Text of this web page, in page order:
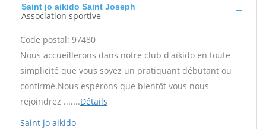
Saint jo aikido Saint Joseph
Association sportive
Code postal: 97480
Nous accueillerons dans notre club d'aïkido en toute
simplicité que vous soyez un pratiquant débutant ou
confirmé.Nous espérons que bientôt vous nous
rejoindrez .......Détails
Saint jo aikido